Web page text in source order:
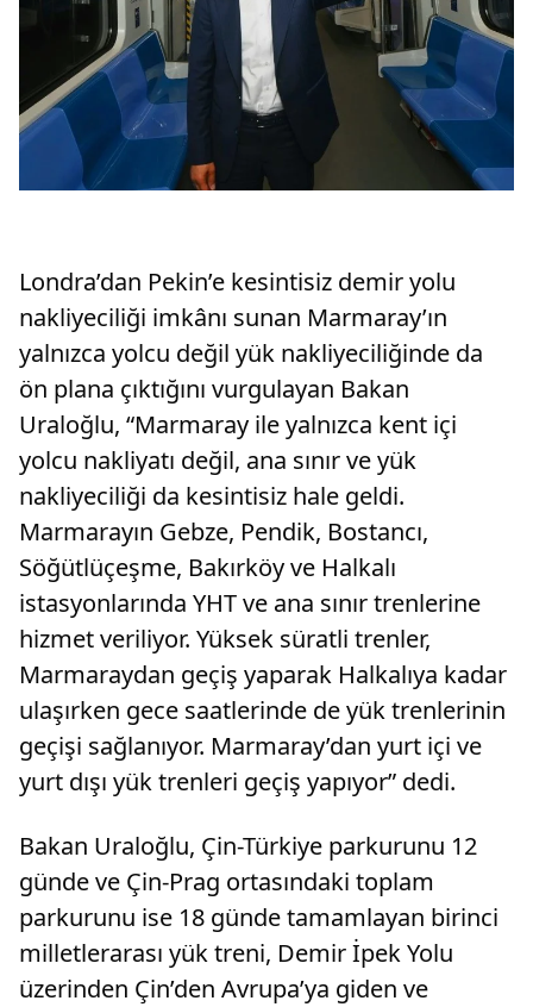
Londra’dan Pekin’e kesintisiz demir yolu
nakliyeciliği imkânı sunan Marmaray’ın
yalnızca yolcu değil yük nakliyeciliğinde da
ön plana çıktığını vurgulayan Bakan
Uraloğlu, “Marmaray ile yalnızca kent içi
yolcu nakliyatı değil, ana sınır ve yük
nakliyeciliği da kesintisiz hale geldi.
Marmarayın Gebze, Pendik, Bostancı,
Söğütlüçeşme, Bakırköy ve Halkalı
istasyonlarında YHT ve ana sınır trenlerine
hizmet veriliyor. Yüksek süratli trenler,
Marmaraydan geçiş yaparak Halkalıya kadar
ulaşırken gece saatlerinde de yük trenlerinin
geçişi sağlanıyor. Marmaray’dan yurt içi ve
yurt dışı yük trenleri geçiş yapıyor” dedi.
Bakan Uraloğlu, Çin-Türkiye parkurunu 12
günde ve Çin-Prag ortasındaki toplam
parkurunu ise 18 günde tamamlayan birinci
milletlerarası yük treni, Demir İpek Yolu
üzerinden Çin’den Avrupa’ya giden ve